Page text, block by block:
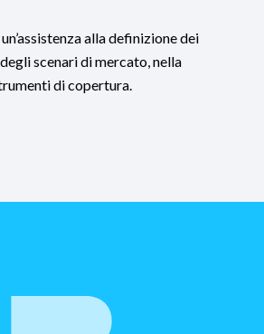
alla definizione dei
scenari di mercato, nella
di copertura.